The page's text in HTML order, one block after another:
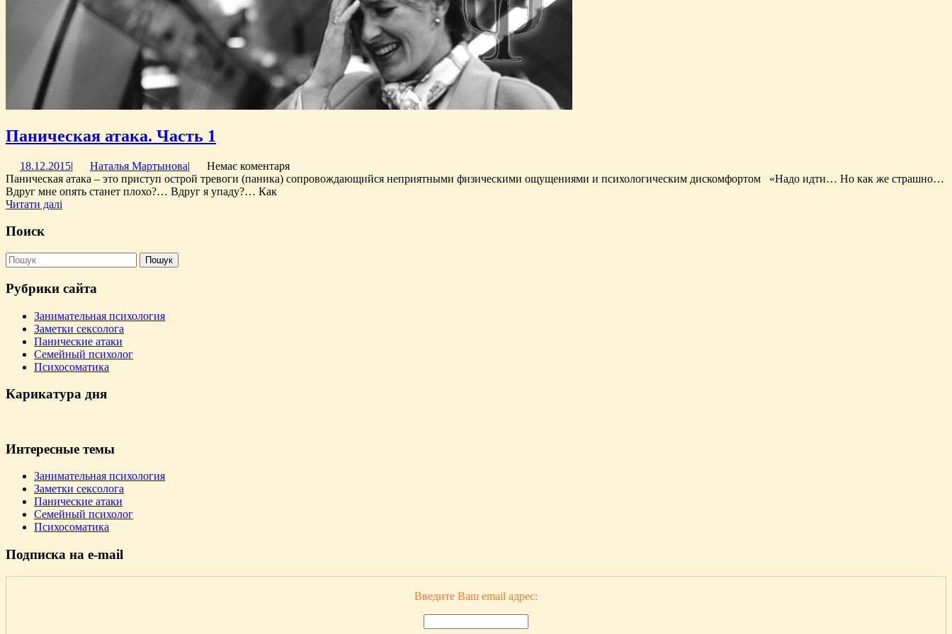
Паническая атака. Часть 1
Часть
1
18.12.201518.12.2015
| Наталья МартыноваНаталья
Мартынова
|
Немає коментаря
Паническая атака – это приступ острой тревоги (паника) сопровождающийся неприятными физическими ощущениями и психологическим дискомфортом «Надо идти… Но как же страшно…
Вдруг мне опять станет плохо?… Вдруг я упаду?… Как
Читати далі
Поиск
Пошук:
Рубрики сайта
Занимательная психология
Заметки сексолога
Панические атаки
Семейный психолог
Психосоматика
Карикатура дня
Интересные темы
Занимательная психология
Заметки сексолога
Панические атаки
Семейный психолог
Психосоматика
Подпиcка на e-mail
Введите Ваш email адрес: